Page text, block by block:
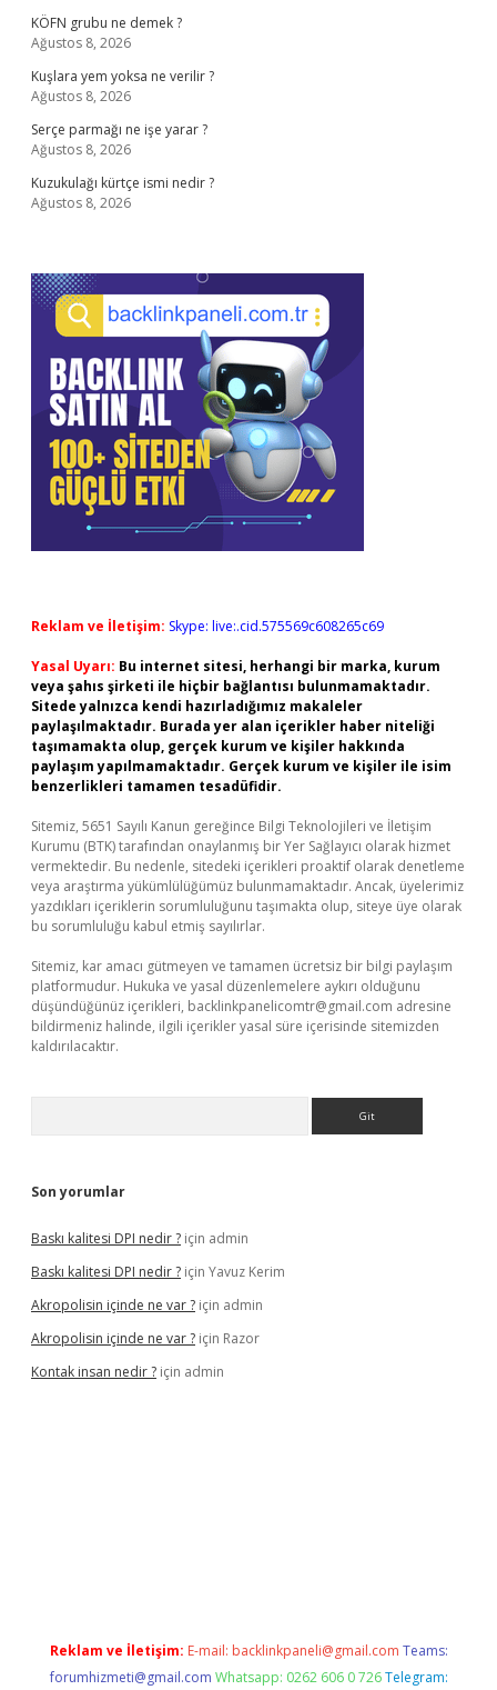
KÖFN grubu ne demek ?
Ağustos 8, 2026
Kuşlara yem yoksa ne verilir ?
Ağustos 8, 2026
Serçe parmağı ne işe yarar ?
Ağustos 8, 2026
Kuzukulağı kürtçe ismi nedir ?
Ağustos 8, 2026
Reklam ve İletişim: Skype: live:.cid.575569c608265c69
Yasal Uyarı: Bu internet sitesi, herhangi bir marka, kurum
veya şahıs şirketi ile hiçbir bağlantısı bulunmamaktadır.
Sitede yalnızca kendi hazırladığımız makaleler
paylaşılmaktadır. Burada yer alan içerikler haber niteliği
taşımamakta olup, gerçek kurum ve kişiler hakkında
paylaşım yapılmamaktadır. Gerçek kurum ve kişiler ile isim
benzerlikleri tamamen tesadüfidir.
Sitemiz, 5651 Sayılı Kanun gereğince Bilgi Teknolojileri ve İletişim
Kurumu (BTK) tarafından onaylanmış bir Yer Sağlayıcı olarak hizmet
vermektedir. Bu nedenle, sitedeki içerikleri proaktif olarak denetleme
veya araştırma yükümlülüğümüz bulunmamaktadır. Ancak, üyelerimiz
yazdıkları içeriklerin sorumluluğunu taşımakta olup, siteye üye olarak
bu sorumluluğu kabul etmiş sayılırlar.
Sitemiz, kar amacı gütmeyen ve tamamen ücretsiz bir bilgi paylaşım
platformudur. Hukuka ve yasal düzenlemelere aykırı olduğunu
düşündüğünüz içerikleri, backlinkpanelicomtr@gmail.com adresine
bildirmeniz halinde, ilgili içerikler yasal süre içerisinde sitemizden
kaldırılacaktır.
Son yorumlar
Baskı kalitesi DPI nedir ? için admin
Baskı kalitesi DPI nedir ? için Yavuz Kerim
Akropolisin içinde ne var ? için admin
Akropolisin içinde ne var ? için Razor
Kontak insan nedir ? için admin
Reklam ve İletişim: E-mail: backlinkpaneli@gmail.com Teams:
forumhizmeti@gmail.com Whatsapp: 0262 606 0 726 Telegram: